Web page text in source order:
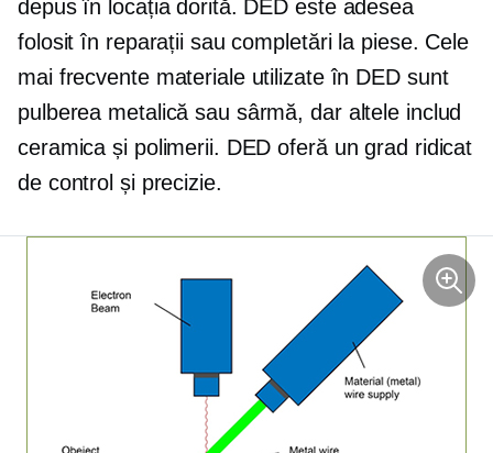
depus în locația dorită. DED este adesea
folosit în reparații sau completări la piese. Cele
mai frecvente materiale utilizate în DED sunt
pulberea metalică sau sârmă, dar altele includ
ceramica și polimerii. DED oferă un grad ridicat
de control și precizie.